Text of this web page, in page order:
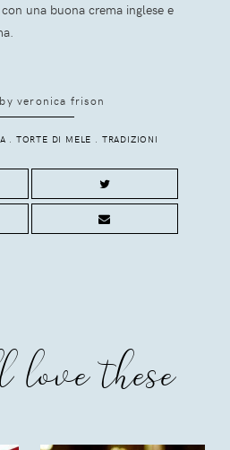
una buona crema inglese e
veronica frison
. TORTE DI MELE . TRADIZIONI
these